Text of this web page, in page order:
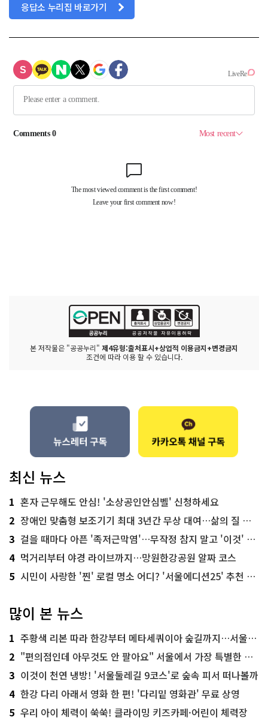
응답소 누리집 바로가기
본 저작물은 "공공누리" 제4유형:출처표시+상업적 이용금지+변경금지
조건에 따라 이용 할 수 있습니다.
최신 뉴스
1 혼자 근무해도 안심! '소상공인안심벨' 신청하세요
2 장애인 맞춤형 보조기기 최대 3년간 무상 대여…삶의 질 높인다
3 걸을 때마다 아픈 '족저근막염'…무작정 참지 말고 '이것' 해보세요!
4 먹거리부터 야경 라이브까지…망원한강공원 알짜 코스
5 시민이 사랑한 '찐' 로컬 명소 어디? '서울에디션25' 추천 코스
많이 본 뉴스
1 주황색 리본 따라 한강부터 메타세쿼이아 숲길까지…서울둘레길 15코스
2 "편의점인데 아무것도 안 팔아요" 서울에서 가장 특별한 편의점의 정체
3 이것이 천연 냉방! '서울둘레길 9코스'로 숲속 피서 떠나볼까
4 한강 다리 아래서 영화 한 편! '다리밑 영화관' 무료 상영
5 우리 아이 체력이 쑥쑥! 클라이밍 키즈카페·어린이 체력장